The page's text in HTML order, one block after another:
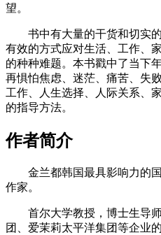
望。
书中有大量的干货和切实
有效的方式应对生活、工作、
的种种难题。本书戳中了当下
再惧怕焦虑、迷茫、痛苦、失
工作、人生选择、人际关系、
的指导方法。
作者简介
金兰都韩国最具影响力的
作家。
首尔大学教授，博士生导
团、爱茉莉太平洋集团等企业